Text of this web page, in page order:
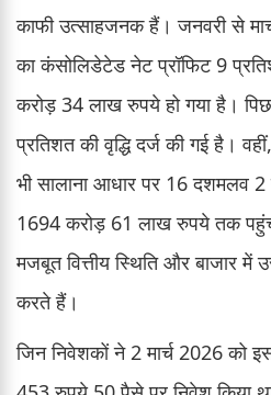
काफी उत्साहजनक हैं। जनवरी से
का कंसोलिडेटेड नेट प्रॉफिट 9
करोड़ 34 लाख रुपये हो गया है।
प्रतिशत की वृद्धि दर्ज की गई है।
भी सालाना आधार पर 16 दशमलव
1694 करोड़ 61 लाख रुपये तक
मजबूत वित्तीय स्थिति और बाजार में
करते हैं।
जिन निवेशकों ने 2 मार्च 2026 को